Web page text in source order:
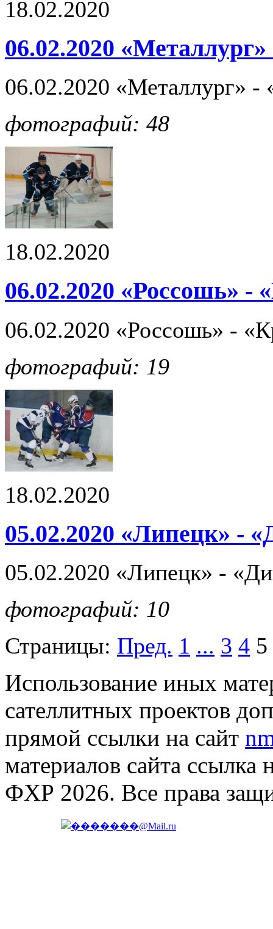
18.02.2020
06.02.2020
06.02.2020 «Металлург» -
фотографий: 48
18.02.2020
06.02.2020 «Россошь» -
06.02.2020 «Россошь» -
фотографий: 19
18.02.2020
05.02.2020 «Липецк» -
05.02.2020 «Липецк» -
фотографий: 10
Страницы: Пред. 1 ... 3 4 5
Использование иных
сателлитных проектов
прямой ссылки на сайт
материалов сайта ссылка
ФХР 2026. Все права